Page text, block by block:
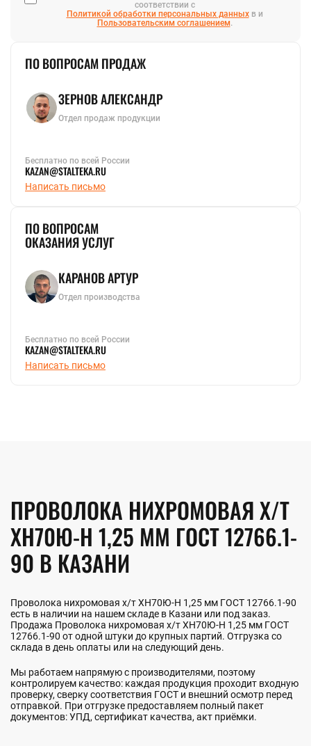
соответствии с
Политикой обработки персональных данныхв и
Пользовательским соглашением.
ПО ВОПРОСАМ ПРОДАЖ
ЗЕРНОВ АЛЕКСАНДР
Отдел продаж продукции
Бесплатно по всей России
KAZAN@STALTEKA.RU
Написать письмо
ПО ВОПРОСАМ
ОКАЗАНИЯ УСЛУГ
КАРАНОВ АРТУР
Отдел производства
Бесплатно по всей России
KAZAN@STALTEKA.RU
Написать письмо
ПРОВОЛОКА НИХРОМОВАЯ Х/Т
ХН70Ю-Н 1,25 ММ ГОСТ 12766.1-
90 В КАЗАНИ
Проволока нихромовая х/т ХН70Ю-Н 1,25 мм ГОСТ 12766.1-90
есть в наличии на нашем складе в Казани или под заказ.
Продажа Проволока нихромовая х/т ХН70Ю-Н 1,25 мм ГОСТ
12766.1-90 от одной штуки до крупных партий. Отгрузка со
склада в день оплаты или на следующий день.
Мы работаем напрямую с производителями, поэтому
контролируем качество: каждая продукция проходит входную
проверку, сверку соответствия ГОСТ и внешний осмотр перед
отправкой. При отгрузке предоставляем полный пакет
документов: УПД, сертификат качества, акт приёмки.